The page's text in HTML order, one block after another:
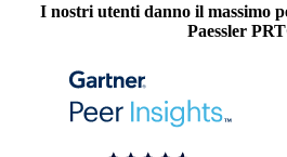
I nostri utenti danno il massimo
Paessler